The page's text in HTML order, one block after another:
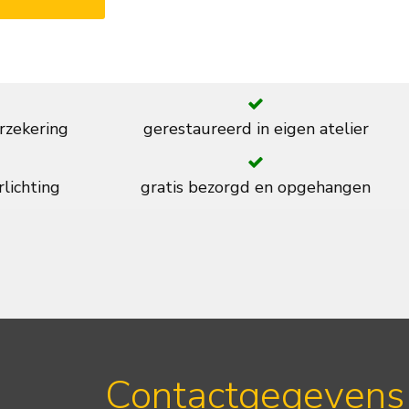
gerestaureerd in eigen atelier
gratis bezorgd en opgehangen
Contactgegevens